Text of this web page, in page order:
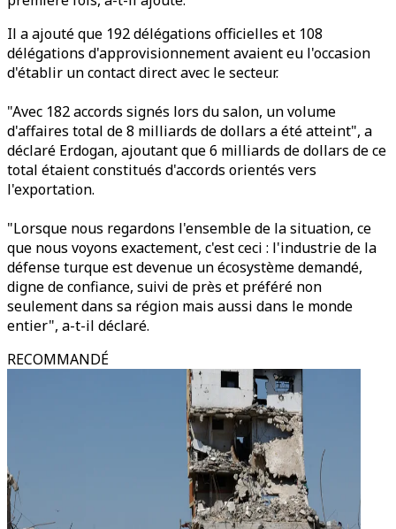
Il a ajouté que 192 délégations officielles et 108
délégations d'approvisionnement avaient eu l'occasion
d'établir un contact direct avec le secteur.
"Avec 182 accords signés lors du salon, un volume
d'affaires total de 8 milliards de dollars a été atteint", a
déclaré Erdogan, ajoutant que 6 milliards de dollars de ce
total étaient constitués d'accords orientés vers
l'exportation.
"Lorsque nous regardons l'ensemble de la situation, ce
que nous voyons exactement, c'est ceci : l'industrie de la
défense turque est devenue un écosystème demandé,
digne de confiance, suivi de près et préféré non
seulement dans sa région mais aussi dans le monde
entier", a-t-il déclaré.
RECOMMANDÉ